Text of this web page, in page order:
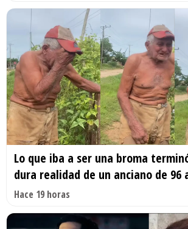
Lo que iba a ser una broma
dura realidad de un anciano de 96
Hace 19 horas